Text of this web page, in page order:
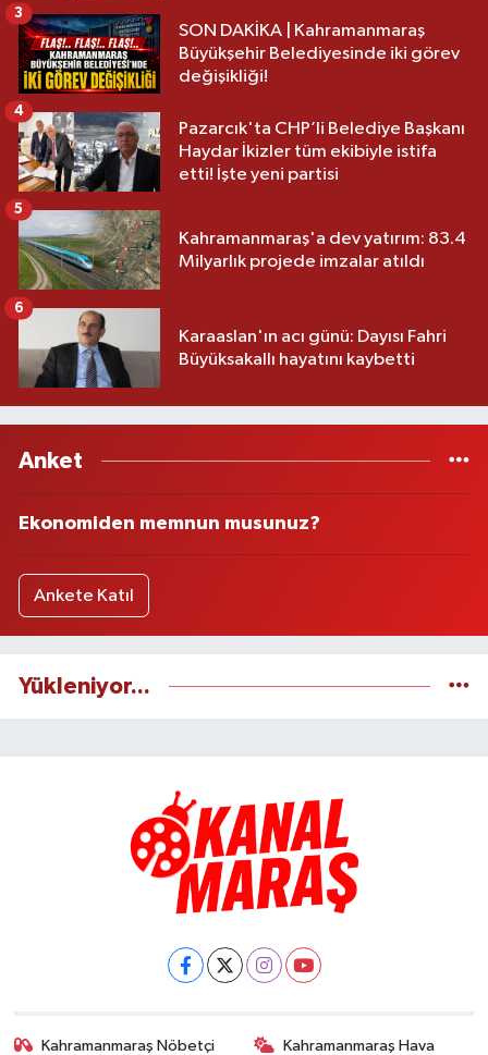
SON DAKİKA | Kahramanmaraş
Büyükşehir Belediyesinde iki görev
değişikliği!
3
Pazarcık'ta CHP’li Belediye Başkanı
Haydar İkizler tüm ekibiyle istifa
etti! İşte yeni partisi
4
Kahramanmaraş'a dev yatırım: 83.4
Milyarlık projede imzalar atıldı
5
Karaaslan'ın acı günü: Dayısı Fahri
Büyüksakallı hayatını kaybetti
6
Anket
Ekonomiden memnun musunuz?
Ankete Katıl
Yükleniyor...
Kahramanmaraş Nöbetçi
Kahramanmaraş Hava